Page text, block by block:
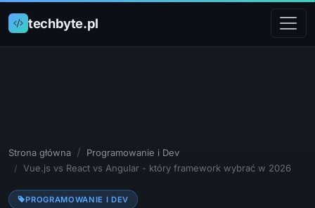
techbyte.pl
Strona główna
Programowanie i Dev
Vue.js vs React vs Angular - który framework wybrać w 2026
PROGRAMOWANIE I DEV